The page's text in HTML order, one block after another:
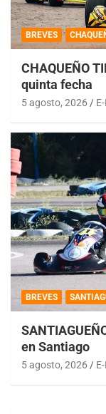
BREVES
CHAQUEÑO
quinta fecha
5 agosto, 2026
BREVES
en Santiago
5 agosto, 2026